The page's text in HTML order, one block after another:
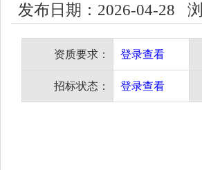
发布日期：2026-04-28 浏
资质要求： 登录查看
招标状态： 登录查看